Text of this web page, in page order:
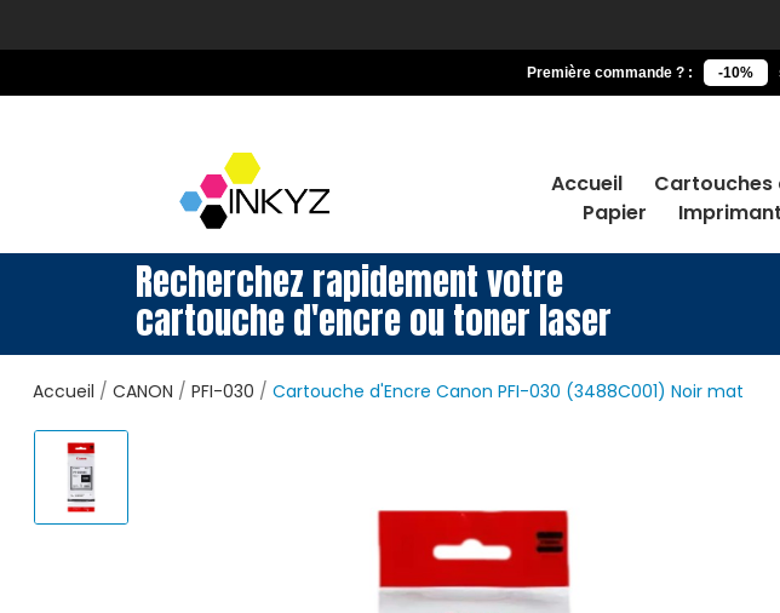
Première commande ? : -10%
Accueil Cartouches
Papier
Recherchez rapidement votre
cartouche d'encre ou toner laser
Accueil CANON PFI-030 Cartouche d'Encre Canon PFI-030 (3488C001) Noir mat